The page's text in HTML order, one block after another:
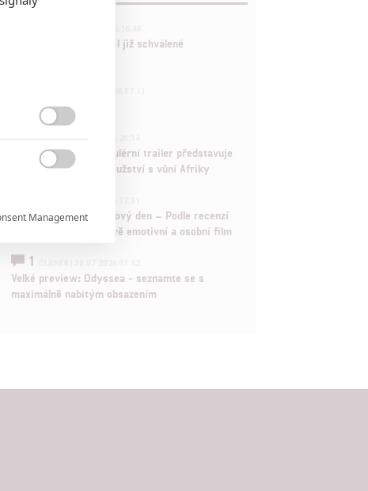
Marvel nečekaně zrušil již schválené
拆彈專家
Děti krve a kostí: Regulérní trailer představuje
akční fantasy dobrodružství s vůní Afriky
Spider-Man: Zbrusu nový den – Podle recenzí
máme čekat překvapivě emotivní a osobní film
1
Velké preview: Odyssea - seznamte se s
maximálně nabitým obsazením

Management